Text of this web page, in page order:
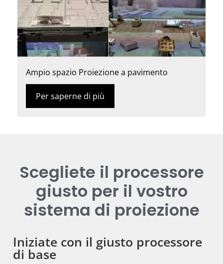
Ampio spazio Proiezione a pavimento
Per saperne di più
Scegliete il processore
giusto per il vostro
sistema di proiezione
Iniziate con il giusto processore
di base